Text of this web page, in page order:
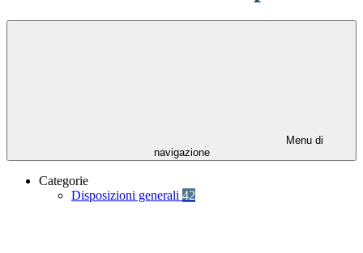
Menu di
navigazione
Categorie
Disposizioni generali 42